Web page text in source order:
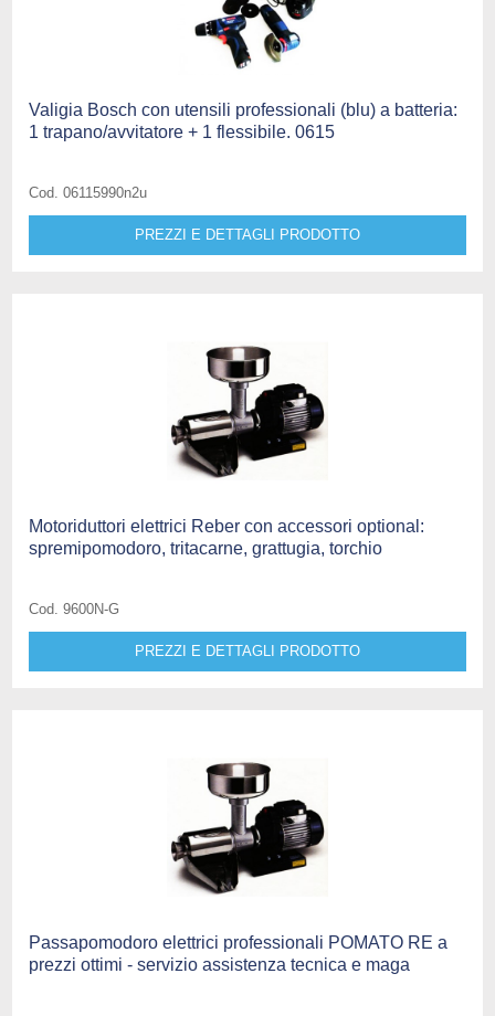
Valigia Bosch con utensili professionali (blu) a batteria:
1 trapano/avvitatore + 1 flessibile. 0615
Cod. 06115990n2u
PREZZI E DETTAGLI PRODOTTO
Motoriduttori elettrici Reber con accessori optional:
spremipomodoro, tritacarne, grattugia, torchio
Cod. 9600N-G
PREZZI E DETTAGLI PRODOTTO
Passapomodoro elettrici professionali POMATO RE a
prezzi ottimi - servizio assistenza tecnica e maga